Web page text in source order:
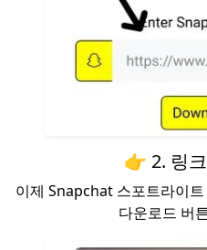
👉 2. 링
이제 Snapchat 스포트라이
다운로드 버